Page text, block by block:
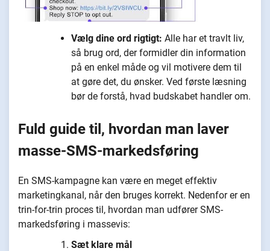
Vælg dine ord rigtigt: Alle har et travlt liv,
så brug ord, der formidler din information
på en enkel måde og vil motivere dem til
at gøre det, du ønsker. Ved første læsning
bør de forstå, hvad budskabet handler om.
Fuld guide til, hvordan man laver
masse-SMS-markedsføring
En SMS-kampagne kan være en meget effektiv
marketingkanal, når den bruges korrekt. Nedenfor er en
trin-for-trin proces til, hvordan man udfører SMS-
markedsføring i massevis:
Sæt klare mål